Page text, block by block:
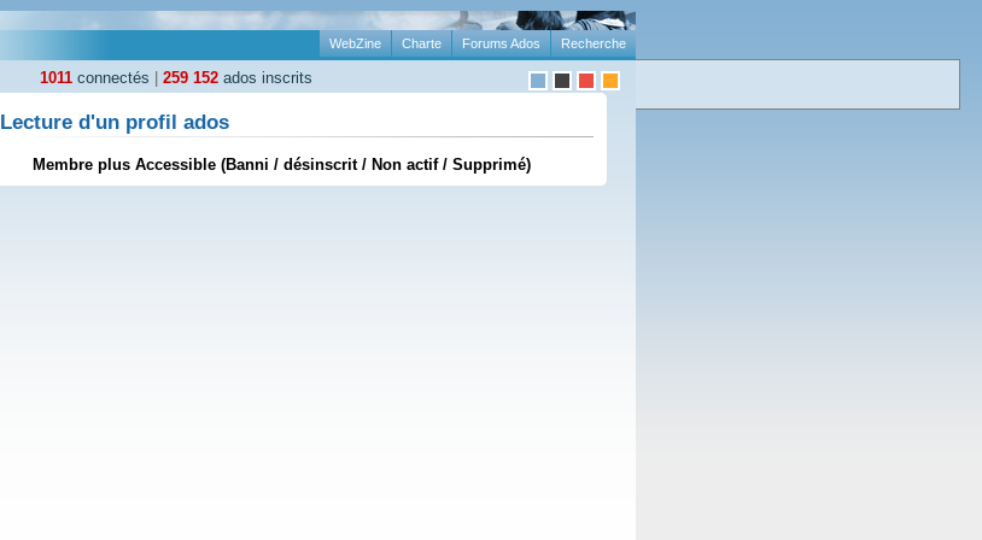
Recherche
Forums Ados
Charte
WebZine
1011 connectés 259 152 ados inscrits
Lecture d'un profil ados
Membre plus Accessible (Banni / désinscrit / Non actif / Supprimé)